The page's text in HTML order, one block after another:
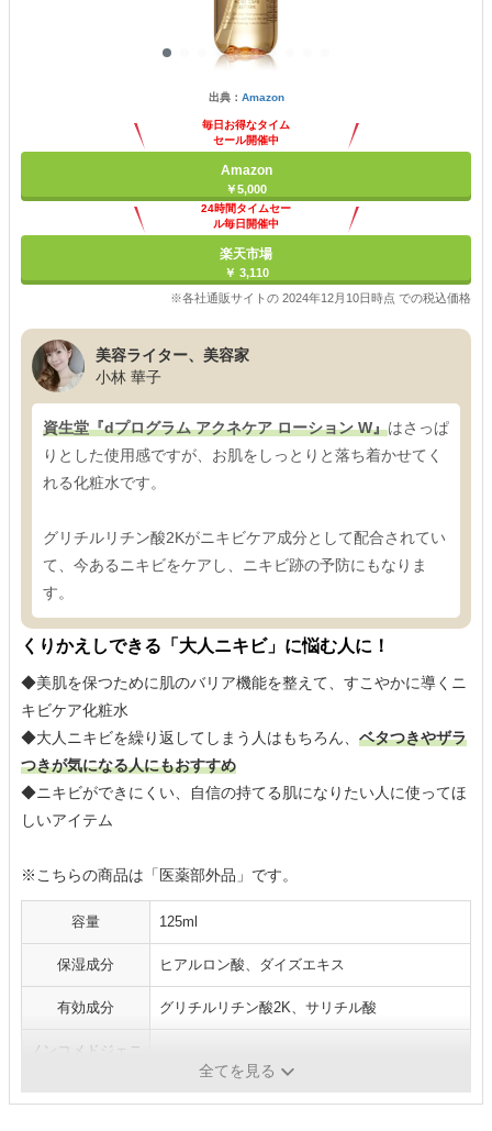
出典： Amazon
毎日お得なタイム
セール開催中
Amazon
￥5,000
24時間タイムセー
ル毎日開催中
楽天市場
￥ 3,110
※各社通販サイトの 2024年12月10日時点 での税込価格
美容ライター、美容家
小林 華子
資生堂『dプログラム アクネケア ローション W』はさっぱ
りとした使用感ですが、お肌をしっとりと落ち着かせてく
れる化粧水です。
グリチルリチン酸2Kがニキビケア成分として配合されてい
て、今あるニキビをケアし、ニキビ跡の予防にもなりま
す。
くりかえしできる「大人ニキビ」に悩む人に！
◆美肌を保つために肌のバリア機能を整えて、すこやかに導くニ
キビケア化粧水
◆大人ニキビを繰り返してしまう人はもちろん、 ベタつきやザラ
つきが気になる人にもおすすめ
◆ニキビができにくい、自信の持てる肌になりたい人に使ってほ
しいアイテム
※こちらの商品は「医薬部外品」です。
容量 125ml
保湿成分 ヒアルロン酸、ダイズエキス
有効成分 グリチルリチン酸2K、サリチル酸
ノンコメドジェニ
全てを見る